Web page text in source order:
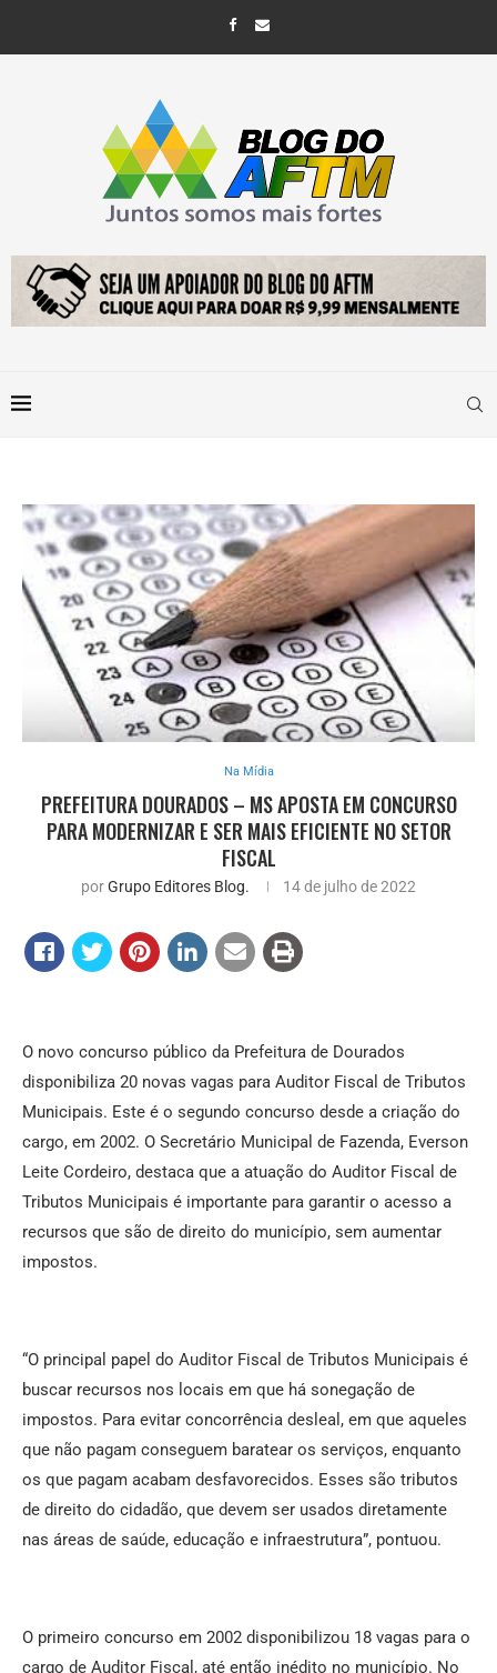
Na Mídia
PREFEITURA DOURADOS – MS APOSTA EM CONCURSO
PARA MODERNIZAR E SER MAIS EFICIENTE NO SETOR
FISCAL
porGrupo Editores Blog. 14 de julho de 2022
O novo concurso público da Prefeitura de Dourados
disponibiliza 20 novas vagas para Auditor Fiscal de Tributos
Municipais. Este é o segundo concurso desde a criação do
cargo, em 2002. O Secretário Municipal de Fazenda, Everson
Leite Cordeiro, destaca que a atuação do Auditor Fiscal de
Tributos Municipais é importante para garantir o acesso a
recursos que são de direito do município, sem aumentar
impostos.
“O principal papel do Auditor Fiscal de Tributos Municipais é
buscar recursos nos locais em que há sonegação de
impostos. Para evitar concorrência desleal, em que aqueles
que não pagam conseguem baratear os serviços, enquanto
os que pagam acabam desfavorecidos. Esses são tributos
de direito do cidadão, que devem ser usados diretamente
nas áreas de saúde, educação e infraestrutura”, pontuou.
O primeiro concurso em 2002 disponibilizou 18 vagas para o
cargo de Auditor Fiscal, até então inédito no município. No